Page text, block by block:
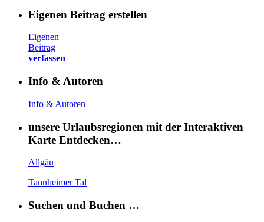
Eigenen Beitrag erstellen
Eigenen
Beitrag
verfassen
Info & Autoren
Info & Autoren
unsere Urlaubsregionen mit der Interaktiven
Karte Entdecken…
Allgäu
Tannheimer Tal
Suchen und Buchen …